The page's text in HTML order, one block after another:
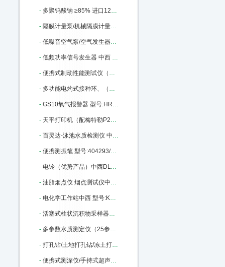
- 多聚钨酸钠 ≥85% 进口12141-67-2 ≥85% 100g 中西 型号:BS32-71913库号：M335373
- 隔膜计量泵/机械隔膜计量泵 中西型号:YL01-GM0050库号：M342422
- 低噪音空气泵/空气发生器（中西器材）优势 型号:AJ27/SGK-5LB库号：M368735
- 低频功率信号发生器 中西 型号:HWY4-ZN1040C库号：M377837
- 便携式制动性能测试仪（手持式、带制动曲线）中西 型号:XAKJ3-WZD-H库号：M377990
- 多功能电灼式接种环、（针）/红外灭菌器 中西 型号:HS16-008A库号：M378866
- GS10氧气报警器 型号:HR79-GS10-O2库号：M391733
- 天平打印机（配梅特勒P28型打印机）中西 型号:KY56/110ME库号：M402704
- 百灵达-泳池水质检测仪 中西型号:BH011 - Pooltest6库号：M403464
- 便携测振笔 型号:404293/ZX10-YV260库号：M404293
- 电铃（优势产品）中西DLT100 型号:BC10-DLT100库号：M360938
- 油脂烟点仪 烟点测试仪中西 型号:YD-1库号：M406128
- 电化学工作站中西 型号:KS-CS300H库号：M406130
- 活塞式柱状沉积物采样器（5米）中西 型号:KH77-XDB0204库号：M1666
- 多参数水质测定仪（25参数） 型号:SH50-XZ-0125库号：M23001
- 打孔钻/土地打孔钻/冻土打孔钻/冰层上钻孔机中西 型号:KH05-KHT-QD库号：M23011
- 便携式测深仪/手持式超声波水深仪中西 型号:MH-SX300库号：M33491